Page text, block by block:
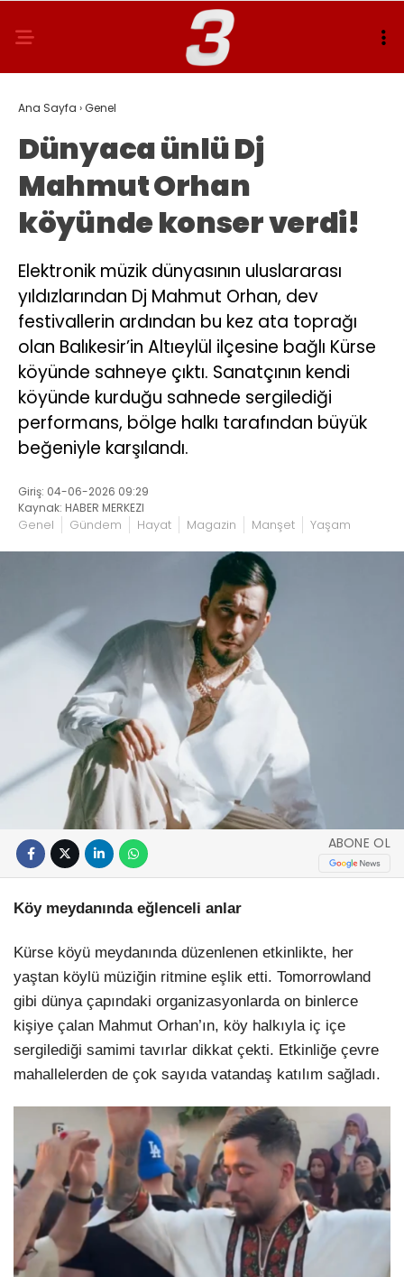
Ana Sayfa ›Genel
Dünyaca ünlü Dj
Mahmut Orhan
köyünde konser verdi!
Elektronik müzik dünyasının uluslararası
yıldızlarından Dj Mahmut Orhan, dev
festivallerin ardından bu kez ata toprağı
olan Balıkesir’in Altıeylül ilçesine bağlı Kürse
köyünde sahneye çıktı. Sanatçının kendi
köyünde kurduğu sahnede sergilediği
performans, bölge halkı tarafından büyük
beğeniyle karşılandı.
Giriş: 04-06-2026 09:29
Kaynak: HABER MERKEZI
Genel Gündem Hayat Magazin Manşet Yaşam
ABONE OL
Köy meydanında eğlenceli anlar
Kürse köyü meydanında düzenlenen etkinlikte, her
yaştan köylü müziğin ritmine eşlik etti. Tomorrowland
gibi dünya çapındaki organizasyonlarda on binlerce
kişiye çalan Mahmut Orhan’ın, köy halkıyla iç içe
sergilediği samimi tavırlar dikkat çekti. Etkinliğe çevre
mahallelerden de çok sayıda vatandaş katılım sağladı.